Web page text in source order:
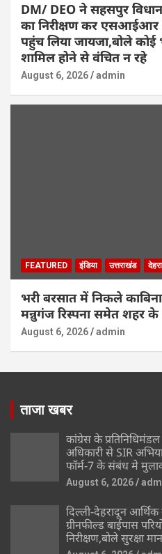
DM/ DEO ने सहसपुर
का निरीक्षण कर एसआईआर
पहुंच लिया जायजा,बोले कोई
शामिल होने से वंचित न रहे
August 6, 2026 admin
FEATURED इंडिया उत्तराखंड
भरी बरसात में निकले
मन्नुगंज रिस्पना समेत शहर के
August 6, 2026 admin
ताजा खबर
कांग्रेस के
अधिकारी से SIR
फॉर्म-7 के संबंध मे
August 6, 2026
दिल्ली-देहरादून
ग्रीनफील्ड बाईपास
निरीक्षण,बोले सुरक्षा